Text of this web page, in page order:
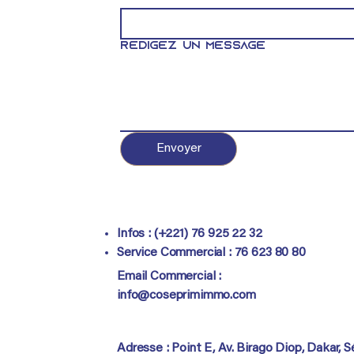
Rédigez un message
Envoyer
Infos : (+221) 76 925 22 32
Service Commercial : 76 623 80 80
Email Commercial :
info@coseprimimmo.com
Adresse : Point E, Av. Birago Diop, Dakar,